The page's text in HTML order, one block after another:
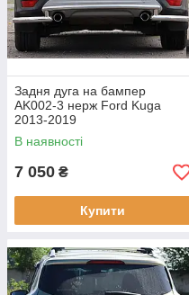
Задня дуга на бампер
AK002-3 нерж Ford Kuga
2013-2019
В наявності
7 050 ₴
Купити